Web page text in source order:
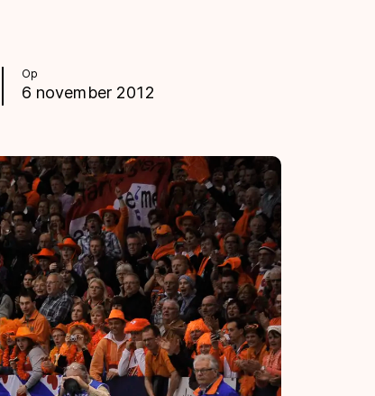
Op
6 november 2012